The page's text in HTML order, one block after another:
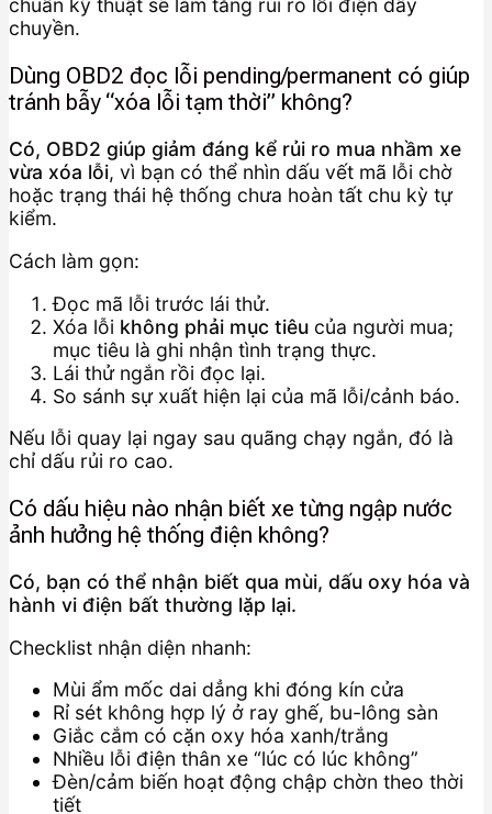
chuẩn kỹ thuật sẽ làm tăng rủi ro lỗi điện dây
chuyền.
Dùng OBD2 đọc lỗi pending/permanent có giúp
tránh bẫy “xóa lỗi tạm thời” không?
Có, OBD2 giúp giảm đáng kể rủi ro mua nhầm xe
vừa xóa lỗi, vì bạn có thể nhìn dấu vết mã lỗi chờ
hoặc trạng thái hệ thống chưa hoàn tất chu kỳ tự
kiểm.
Cách làm gọn:
Đọc mã lỗi trước lái thử.
Xóa lỗi không phải mục tiêu của người mua;
mục tiêu là ghi nhận tình trạng thực.
Lái thử ngắn rồi đọc lại.
So sánh sự xuất hiện lại của mã lỗi/cảnh báo.
Nếu lỗi quay lại ngay sau quãng chạy ngắn, đó là
chỉ dấu rủi ro cao.
Có dấu hiệu nào nhận biết xe từng ngập nước
ảnh hưởng hệ thống điện không?
Có, bạn có thể nhận biết qua mùi, dấu oxy hóa và
hành vi điện bất thường lặp lại.
Checklist nhận diện nhanh:
Mùi ẩm mốc dai dẳng khi đóng kín cửa
Rỉ sét không hợp lý ở ray ghế, bu-lông sàn
Giắc cắm có cặn oxy hóa xanh/trắng
Nhiều lỗi điện thân xe “lúc có lúc không”
Đèn/cảm biến hoạt động chập chờn theo thời
tiết